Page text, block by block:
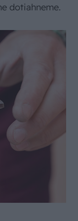
dotiahneme.